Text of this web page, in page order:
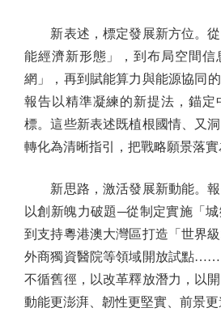
新表述，標定發展新方位。從
能經濟新形態」，到布局空間信
網」，再到賦能算力與能源協同
報告以精準凝練的新提法，錨定
標。這些新表述既植根國情、又
轉化為清晰指引，把戰略願景落實
新思路，激活發展新動能。報
以創新魄力破題─從制定實施「城
到支持粵港澳大灣區打造「世界
外商獨資醫院等領域開放試點……
不循舊徑，以改革釋放潛力，以
動能更澎湃、韌性更堅實、前景更